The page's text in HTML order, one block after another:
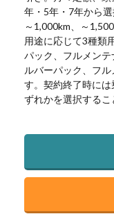
年・5年・7年から
～1,000km、～
用途に応じて3種類
パック、フルメン
ルバーパック、フ
す。契約終了時に
ずれかを選択するこ